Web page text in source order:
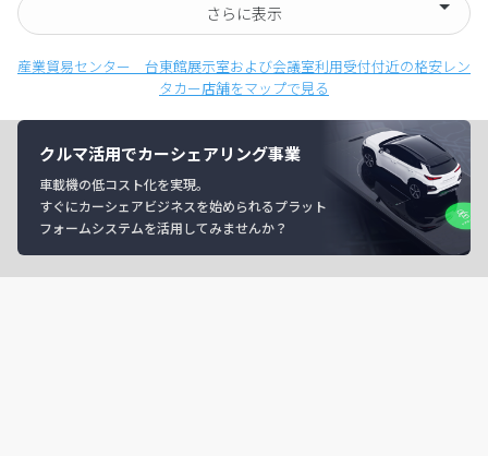
さらに表示
産業貿易センター 台東館展示室および会議室利用受付付近の格安レン
タカー店舗をマップで見る
クルマ活用でカーシェアリング事業
車載機の低コスト化を実現。
すぐにカーシェアビジネスを始められるプラット
フォームシステムを活用してみませんか？